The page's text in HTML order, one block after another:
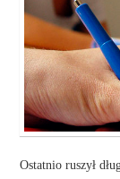
Ostatnio ruszył